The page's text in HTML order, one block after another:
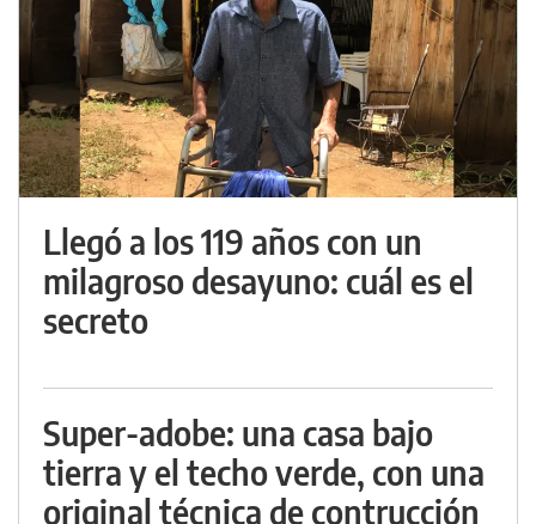
Llegó a los 119 años con un
milagroso desayuno: cuál es el
secreto
Super-adobe: una casa bajo
tierra y el techo verde, con una
original técnica de contrucción